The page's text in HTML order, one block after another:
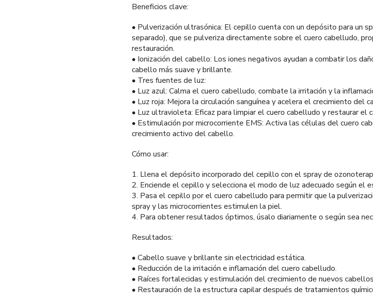
Beneficios clave:
• Pulverización ultrasónica: El cepillo cuenta con un depósito para un
separado), que se pulveriza directamente sobre el cuero cabelludo,
restauración.
• Ionización del cabello: Los iones negativos ayudan a combatir los
cabello más suave y brillante.
• Tres fuentes de luz:
• Luz azul: Calma el cuero cabelludo, combate la irritación y la
• Luz roja: Mejora la circulación sanguínea y acelera el crecimiento del
• Luz ultravioleta: Eficaz para limpiar el cuero cabelludo y restaurar
• Estimulación por microcorriente EMS: Activa las células del cuero
crecimiento activo del cabello.
Cómo usar:
1. Llena el depósito incorporado del cepillo con el spray de
2. Enciende el cepillo y selecciona el modo de luz adecuado según el
3. Pasa el cepillo por el cuero cabelludo para permitir que la
spray y las microcorrientes estimulen la piel.
4. Para obtener resultados óptimos, úsalo diariamente o según sea
Resultados:
• Cabello suave y brillante sin electricidad estática.
• Reducción de la irritación e inflamación del cuero cabelludo.
• Raíces fortalecidas y estimulación del crecimiento de nuevos
• Restauración de la estructura capilar después de tratamientos